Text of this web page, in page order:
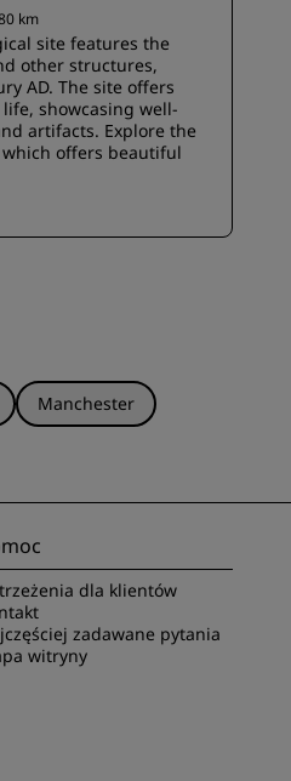
km
site features the
other structures,
AD. The site offers
showcasing well-
artifacts. Explore the
offers beautiful
Manchester
dla klientów
zadawane pytania
witryny